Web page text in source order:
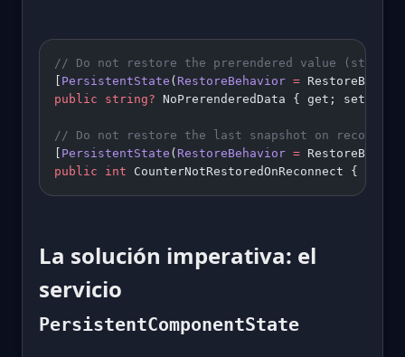
// Do not restore the prerendered value (start
PersistentState ( RestoreBehavior =
public string? NoPrerenderedData { get; set; }
// Do not restore the last snapshot on
PersistentState ( RestoreBehavior =
public int CounterNotRestoredOnReconnect {
La solución imperativa: el
servicio
PersistentComponentState